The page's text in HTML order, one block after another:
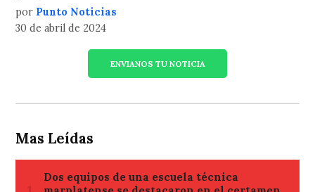
por Punto Noticias
30 de abril de 2024
ENVIANOS TU NOTICIA
Mas Leídas